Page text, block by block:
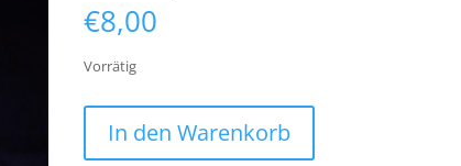
€8,00
Vorrätig
Grimm:
In den Warenkorb